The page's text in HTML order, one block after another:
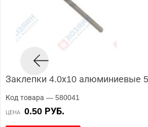
Заклепки 4.0х10 алюминиевые
Код товара — 580041
ЦЕНА 0.50 РУБ.